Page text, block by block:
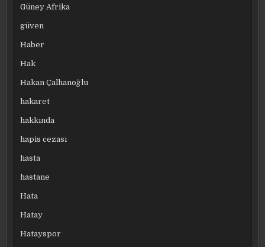
Güney Afrika
güven
Haber
Hak
Hakan Çalhanoğlu
hakaret
hakkında
hapis cezası
hasta
hastane
Hata
Hatay
Hatayspor